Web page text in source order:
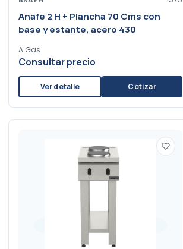
Anafe 2 H + Plancha 70 Cms con
base y estante, acero 430
A Gas
Consultar precio
Ver detalle Cotizar